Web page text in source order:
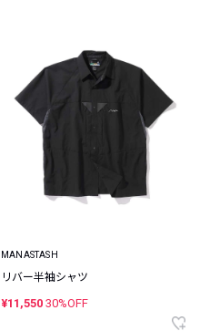
MANASTASH
リバー半袖シャツ
¥11,550 30%OFF